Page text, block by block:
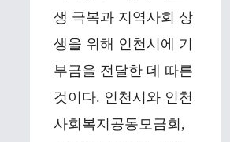
생 극복과 지역사회 상
생을 위해 인천시에 기
부금을 전달한 데 따른
것이다. 인천시와 인천
사회복지공동모금회,